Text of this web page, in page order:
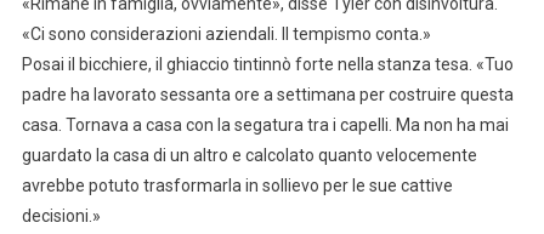
«Ci sono considerazioni aziendali. Il tempismo conta.»
Posai il bicchiere, il ghiaccio tintinnò forte nella stanza tesa. «Tuo
padre ha lavorato sessanta ore a settimana per costruire questa
casa. Tornava a casa con la segatura tra i capelli. Ma non ha mai
guardato la casa di un altro e calcolato quanto velocemente
avrebbe potuto trasformarla in sollievo per le sue cattive
decisioni.»